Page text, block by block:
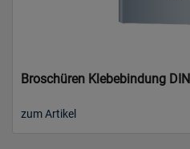
Broschüren Klebebindung
zum Artikel